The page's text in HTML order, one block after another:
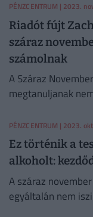
PÉNZCENTRUM | 2023.
Riadót fújt
száraz
számolnak
A Száraz
megtanuljanak
a
PÉNZCENTRUM | 2023.
Ez történik a
alkoholt:
A száraz
egyáltalán nem